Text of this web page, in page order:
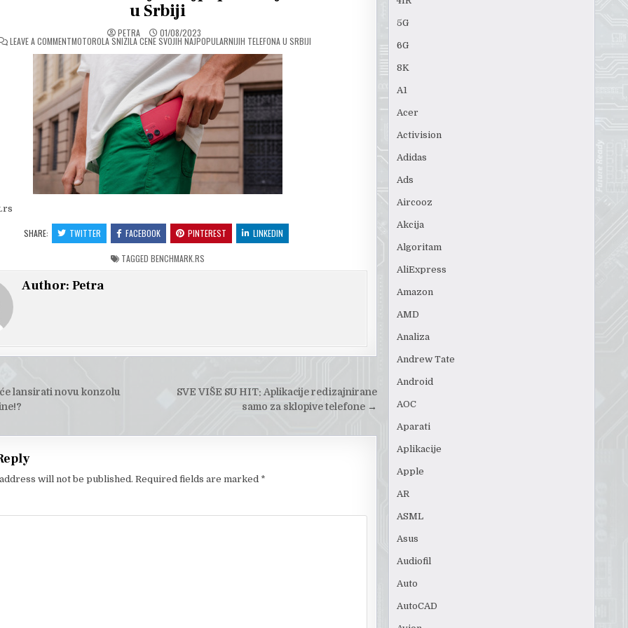
u Srbiji
PETRA 01/08/2023
LEAVE A COMMENTON
MOTOROLA SNIZILA CENE SVOJIH NAJPOPULARNIJIH TELEFONA U SRBIJI
SHARE: TWITTER FACEBOOK PINTEREST LINKEDIN
TAGGEDBENCHMARK.RS
Author: Petra
SVE VIŠE SU HIT: Aplikacije redizajnirane
samo za sklopive telefone→
lansirati novu konzolu
will not be published. Required fields are marked *
5G
6G
8K
A1
Acer
Activision
Adidas
Ads
Aircooz
Akcija
Algoritam
AliExpress
Amazon
AMD
Analiza
Andrew Tate
Android
AOC
Aparati
Aplikacije
Apple
AR
ASML
Asus
Audiofil
Auto
AutoCAD